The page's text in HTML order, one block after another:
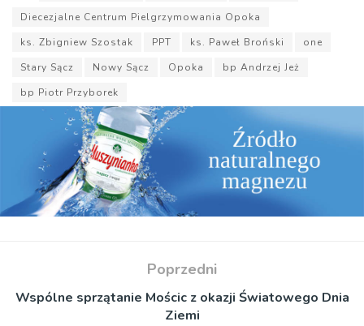
Diecezjalne Centrum Pielgrzymowania Opoka
ks. Zbigniew Szostak
PPT ks. Paweł Broński
one
Stary Sącz
Nowy Sącz Opoka
bp Andrzej Jeż
bp Piotr Przyborek
Poprzedni
Wspólne sprzątanie Mościc z okazji Światowego Dnia
Ziemi